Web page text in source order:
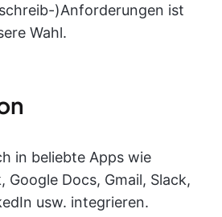
)Anforderungen ist
Wahl.
in beliebte Apps wie
Docs, Gmail, Slack,
usw. integrieren.